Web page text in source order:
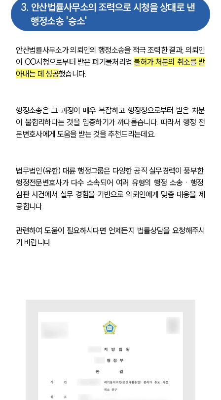
고객의 소리
통합검색
업무사례
주요 업무사례
3. 안산법률사무소의 조력으로 시청을 상대로 낸
행정소송 '승소'
안산법률사무소가 의뢰인의 행정소송을 적극 조력한 결과, 의뢰인
이 OO시청으로부터 받은 폐기물처리업 불허가 처분의 취소를 받
아내는 데 성공했습니다.
행정소송은 그 과정이 매우 복잡하고 행정청으로부터 받은 처분
이 불합리하다는 것을 입증하기가 까다롭습니다. 따라서 행정 전
문변호사에게 도움을 받는 것을 추천드리는데요.
법무법인(유한) 대륜 행정그룹은 다양한 공직 실무경력이 풍부한
행정전문변호사가 다수 소속되어 여러 유형의 행정 소송ㆍ행정
심판 사건에서 실무 경험을 기반으로 의뢰인에게 맞춤 대응을 제
공합니다.
관련하여 도움이 필요하시다면 언제든지 법률상담을 요청해주시
기 바랍니다.